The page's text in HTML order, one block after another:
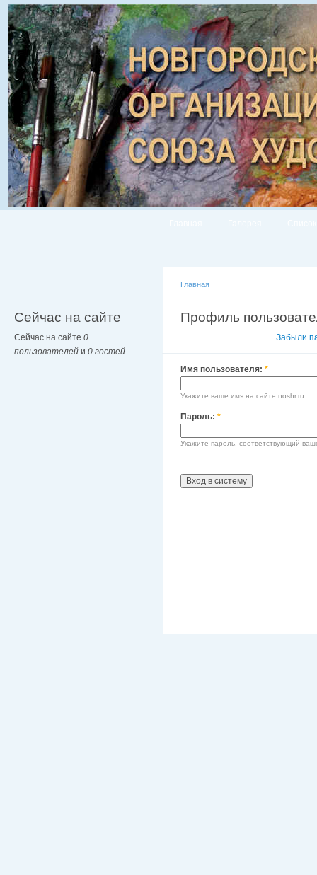
Сейчас на сайте
Сейчас на сайте 0
пользователей и 0 гостей.
Главная
Профиль
Забыли
Имя пользователя: *
Укажите ваше имя на сайте noshr.ru.
Пароль: *
Укажите пароль, соответствующий